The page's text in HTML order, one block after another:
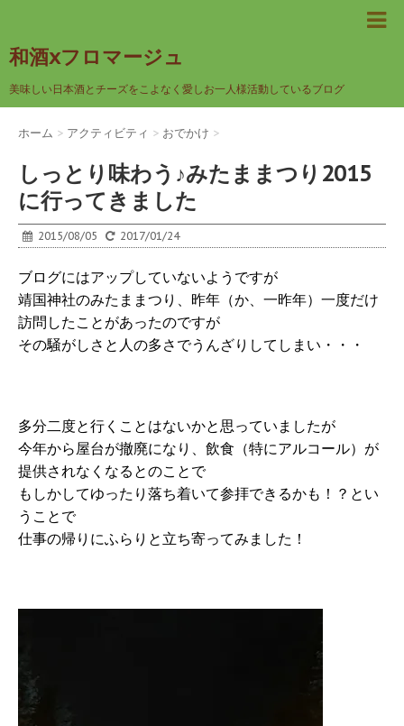
和酒xフロマージュ
美味しい日本酒とチーズをこよなく愛しお一人様活動しているブログ
ホーム > アクティビティ > おでかけ >
しっとり味わう♪みたままつり2015
に行ってきました
2015/08/05 2017/01/24
ブログにはアップしていないようですが
靖国神社のみたままつり、昨年（か、一昨年）一度だけ
訪問したことがあったのですが
その騒がしさと人の多さでうんざりしてしまい・・・
多分二度と行くことはないかと思っていましたが
今年から屋台が撤廃になり、飲食（特にアルコール）が
提供されなくなるとのことで
もしかしてゆったり落ち着いて参拝できるかも！？とい
うことで
仕事の帰りにふらりと立ち寄ってみました！